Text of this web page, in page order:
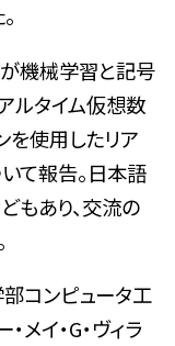
が機械学習と記号
ルタイム仮想数
を使用したリア
て報告。日本語
もあり、交流の
コンピュータ工
メイ・G・ヴィラ